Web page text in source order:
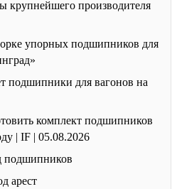
крупнейшего производителя
упорных подшипников для
подшипники для вагонов на
комплект подшипников
| IF | 05.08.2026
подшипников
арест